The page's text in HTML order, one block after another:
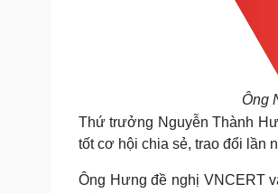
Ông
Thứ trưởng Nguyễn Thành
tốt cơ hội chia sẻ, trao đổi lần
Ông Hưng đề nghị VNCERT